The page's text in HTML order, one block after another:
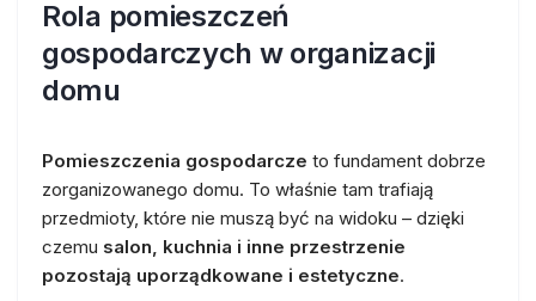
Rola pomieszczeń
gospodarczych w organizacji
domu
Pomieszczenia gospodarcze to fundament dobrze
zorganizowanego domu. To właśnie tam trafiają
przedmioty, które nie muszą być na widoku – dzięki
czemu salon, kuchnia i inne przestrzenie
pozostają uporządkowane i estetyczne.